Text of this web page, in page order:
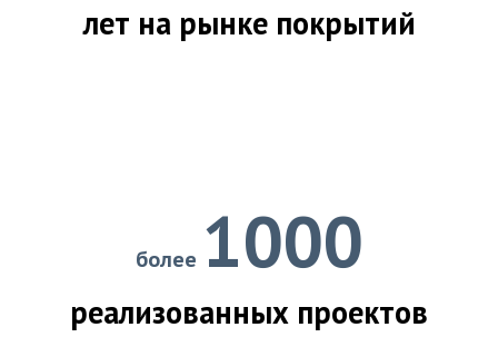
лет на рынке покрытий
более 1000
реализованных проектов